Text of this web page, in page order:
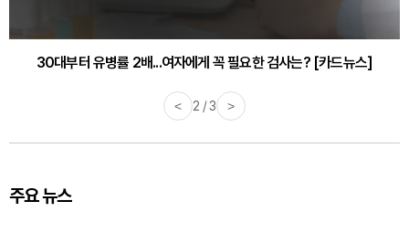
30대부터 유병률 2배...여자에게 꼭 필요한 검사는? [카드뉴스]
감기·독감 예방하고 면역력 높이는 4가지 영양제 [카드뉴스]
< 2 / 3 >
주요 뉴스